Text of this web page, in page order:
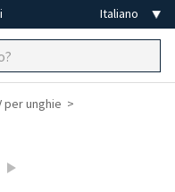
per unghie